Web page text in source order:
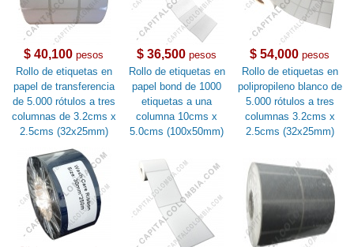
$ 40,100 pesos
Rollo de etiquetas en
papel de transferencia
de 5.000 rótulos a tres
columnas de 3.2cms x
2.5cms (32x25mm)
$ 36,500 pesos
Rollo de etiquetas en
papel bond de 1000
etiquetas a una
columna 10cms x
5.0cms (100x50mm)
$ 54,000 pesos
Rollo de etiquetas en
polipropileno blanco de
5.000 rótulos a tres
columnas 3.2cms x
2.5cms (32x25mm)